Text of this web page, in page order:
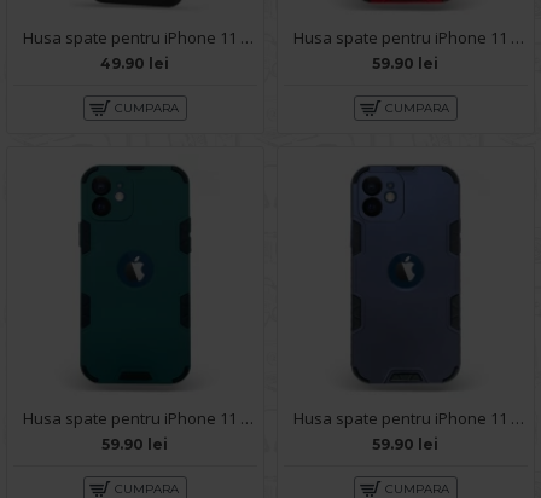
Husa spate pentru iPhone 11 - Silicon Line Negru
49.90 lei
CUMPARA
Husa spate pentru iPhone 11 - Mantis Case Rosu / Negru
59.90 lei
CUMPARA
Husa spate pentru iPhone 11 - Mantis Case Verde Crud / Negru
59.90 lei
CUMPARA
Husa spate pentru iPhone 11 - Mantis Case Navy / Negru
59.90 lei
CUMPARA